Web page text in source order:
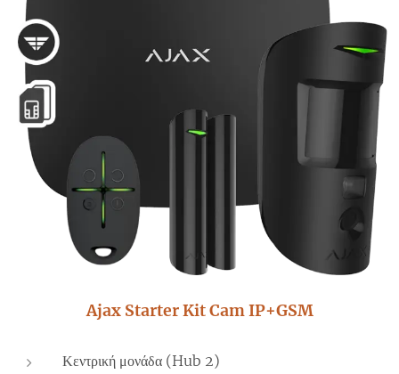
Ajax Starter Kit Cam IP+GSM
Κεντρική μονάδα (Hub 2)